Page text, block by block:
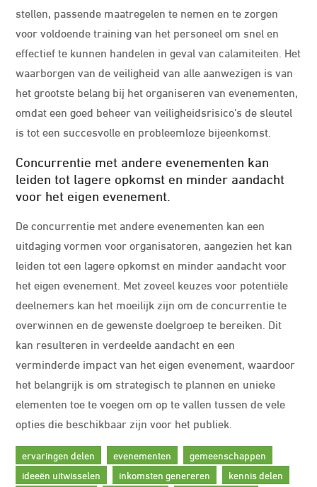
stellen, passende maatregelen te nemen en te zorgen
voor voldoende training van het personeel om snel en
effectief te kunnen handelen in geval van calamiteiten. Het
waarborgen van de veiligheid van alle aanwezigen is van
het grootste belang bij het organiseren van evenementen,
omdat een goed beheer van veiligheidsrisico’s de sleutel
is tot een succesvolle en probleemloze bijeenkomst.
Concurrentie met andere evenementen kan
leiden tot lagere opkomst en minder aandacht
voor het eigen evenement.
De concurrentie met andere evenementen kan een
uitdaging vormen voor organisatoren, aangezien het kan
leiden tot een lagere opkomst en minder aandacht voor
het eigen evenement. Met zoveel keuzes voor potentiële
deelnemers kan het moeilijk zijn om de concurrentie te
overwinnen en de gewenste doelgroep te bereiken. Dit
kan resulteren in verdeelde aandacht en een
verminderde impact van het eigen evenement, waardoor
het belangrijk is om strategisch te plannen en unieke
elementen toe te voegen om op te vallen tussen de vele
opties die beschikbaar zijn voor het publiek.
ervaringen delen evenementen
gemeenschappen
ideeën uitwisselen
inkomsten genereren
kennis delen